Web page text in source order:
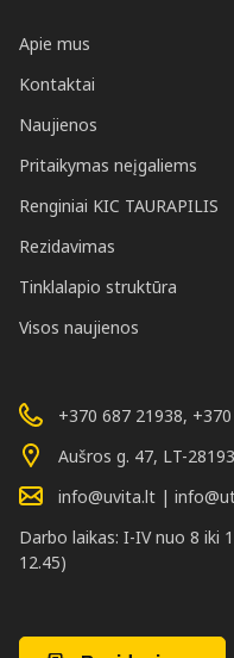
Apie mus
Kontaktai
Naujienos
Pritaikymas neįgaliems
Renginiai KIC TAURAPILIS
Rezidavimas
Tinklalapio struktūra
Visos naujienos
+370 687 21938,
Aušros g. 47, LT-
info@uvita.lt |
Darbo laikas: I-IV nuo 8 iki
12.45)